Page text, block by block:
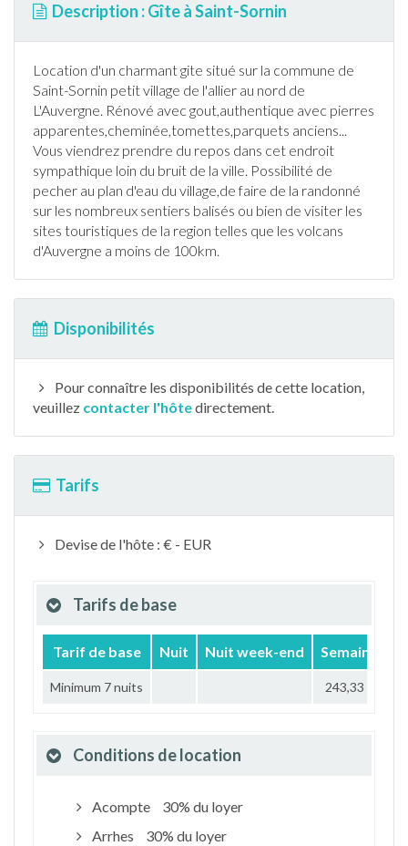
Description : Gîte à Saint-Sornin
Location d'un charmant gite situé sur la commune de
Saint-Sornin petit village de l'allier au nord de
L'Auvergne. Rénové avec gout,authentique avec pierres
apparentes,cheminée,tomettes,parquets anciens...
Vous viendrez prendre du repos dans cet endroit
sympathique loin du bruit de la ville. Possibilité de
pecher au plan d'eau du village,de faire de la randonné
sur les nombreux sentiers balisés ou bien de visiter les
sites touristiques de la region telles que les volcans
d'Auvergne a moins de 100km.
Disponibilités
Pour connaître les disponibilités de cette location,
veuillez contacter l'hôtedirectement.
Tarifs
Devise de l'hôte : € - EUR
Tarifs de base
Tarif de base Nuit Nuit week-end Semaine
Minimum 7 nuits 243,33 €
Conditions de location
Acompte
30% du loyer
Arrhes
30% du loyer